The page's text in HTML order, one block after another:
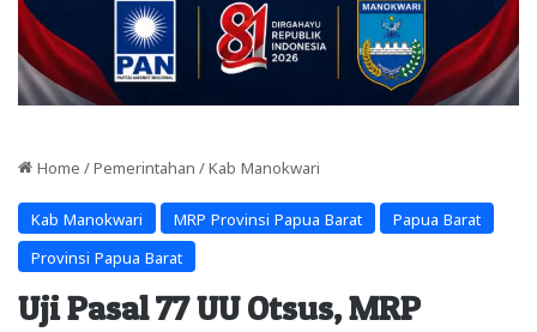
Home / Pemerintahan / Kab Manokwari
Kab Manokwari MRP Provinsi Papua Barat Papua Barat
Provinsi Papua Barat
Uji Pasal 77 UU Otsus, MRP